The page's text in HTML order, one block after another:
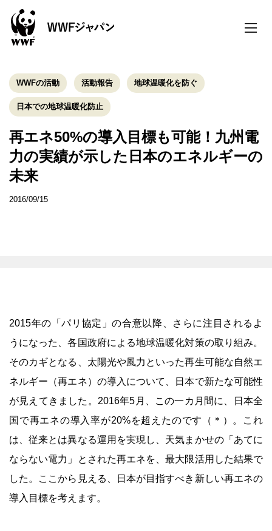
toggle
WWFの活動 活動報告 地球温暖化を防ぐ
日本での地球温暖化防止
再エネ50%の導入目標も可能！九州電
力の実績が示した日本のエネルギーの
未来
2016/09/15
2015年の「パリ協定」の合意以降、さらに注目されるよ
うになった、各国政府による地球温暖化対策の取り組み。
そのカギとなる、太陽光や風力といった再生可能な自然エ
ネルギー（再エネ）の導入について、日本で新たな可能性
が見えてきました。2016年5月、この一カ月間に、日本全
国で再エネの導入率が20%を超えたのです（＊）。これ
は、従来とは異なる運用を実現し、天気まかせの「あてに
ならない電力」とされた再エネを、最大限活用した結果で
した。ここから見える、日本が目指すべき新しい再エネの
導入目標を考えます。